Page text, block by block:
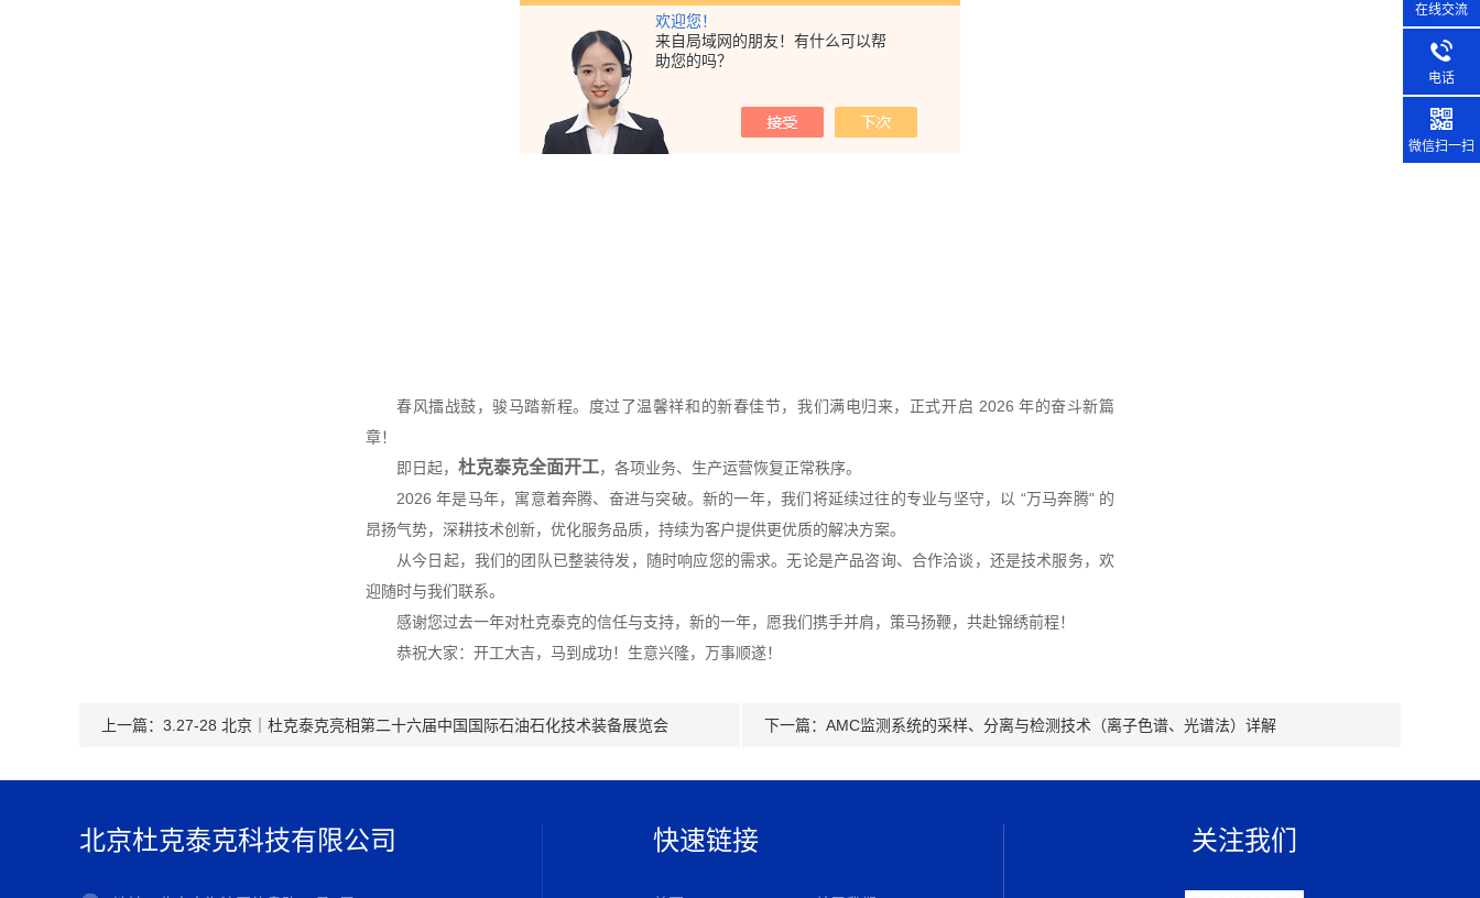
欢迎您！
来自局域网的朋友！有什么可以帮
助您的吗？
春风擂战鼓，骏马踏新程。度过了温馨祥和的新春佳节，我们满电归来，正式开启 2026 年的奋斗新篇
章！
即日起， 杜克泰克全面开工，各项业务、生产运营恢复正常秩序。
2026 年是马年，寓意着奔腾、奋进与突破。新的一年，我们将延续过往的专业与坚守，以 “万马奔腾" 的
昂扬气势，深耕技术创新，优化服务品质，持续为客户提供更优质的解决方案。
从今日起，我们的团队已整装待发，随时响应您的需求。无论是产品咨询、合作洽谈，还是技术服务，欢
迎随时与我们联系。
感谢您过去一年对杜克泰克的信任与支持，新的一年，愿我们携手并肩，策马扬鞭，共赴锦绣前程！
恭祝大家：开工大吉，马到成功！生意兴隆，万事顺遂！
上一篇： 3.27-28 北京｜杜克泰克亮相第二十六届中国国际石油石化技术装备展览会 下一篇： AMC监测系统的采样、分离与检测技术（离子色谱、光谱法）详解
北京杜克泰克科技有限公司 快速链接 关注我们
在线交流
电话
微信扫一扫